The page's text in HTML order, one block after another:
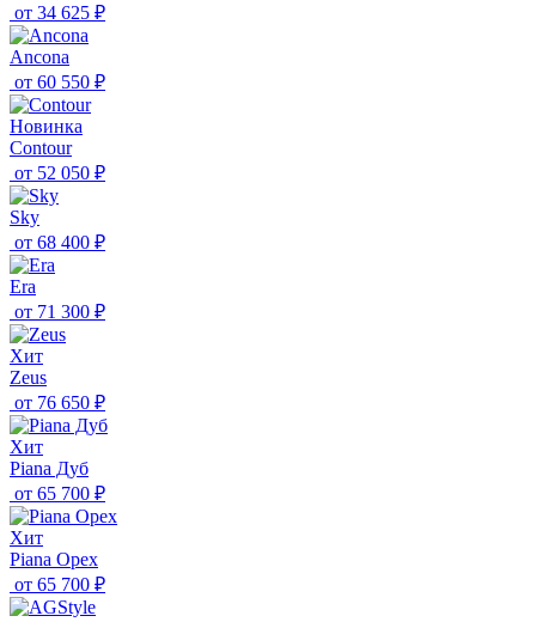
от 34 625 ₽
Ancona
от 60 550 ₽
Новинка
Contour
от 52 050 ₽
Sky
от 68 400 ₽
Era
от 71 300 ₽
Хит
Zeus
от 76 650 ₽
Хит
Piana Дуб
от 65 700 ₽
Хит
Piana Орех
от 65 700 ₽